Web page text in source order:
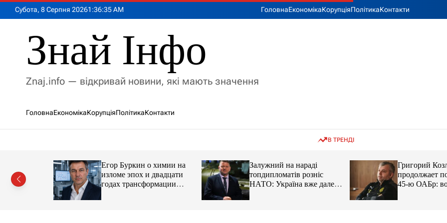
Субота, 8 Серпня 20261 :36:37AM ГоловнаЕкономікаКорупціяПолітикаКонтакти
Знай Інфо
Znaj.info — відкривай новини, які мають значення
ГоловнаЕкономікаКорупціяПолітикаКонтакти
В ТРЕНДІ
із
Егор Буркин о химии на
изломе эпох и двадцати
годах трансформации
Залужний на нараді
топдипломатів розніс
НАТО: Україна вже далеко
попереду
Григорий
продолжает
45-ю ОАБр:
передали